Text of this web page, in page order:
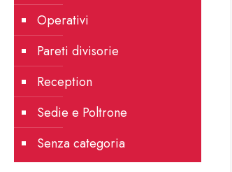
Operativi
Pareti divisorie
Reception
Sedie e Poltrone
Senza categoria